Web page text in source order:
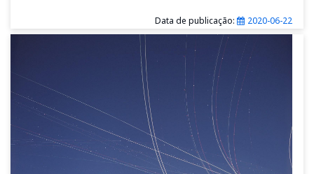
Data de publicação: 2020-06-22